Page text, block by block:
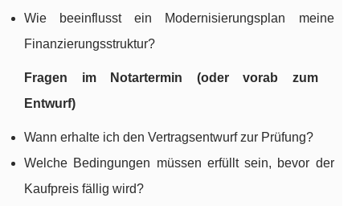
Wie beeinflusst ein Modernisierungsplan meine
Finanzierungsstruktur?
Fragen im Notartermin (oder vorab zum
Entwurf)
Wann erhalte ich den Vertragsentwurf zur Prüfung?
Welche Bedingungen müssen erfüllt sein, bevor der
Kaufpreis fällig wird?